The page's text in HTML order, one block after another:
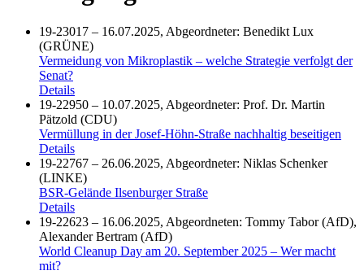
19-23017 – 16.07.2025, Abgeordneter: Benedikt Lux
(GRÜNE)
Vermeidung von Mikroplastik – welche Strategie verfolgt der
Senat?
Details
19-22950 – 10.07.2025, Abgeordneter: Prof. Dr. Martin
Pätzold (CDU)
Vermüllung in der Josef-Höhn-Straße nachhaltig beseitigen
Details
19-22767 – 26.06.2025, Abgeordneter: Niklas Schenker
(LINKE)
BSR-Gelände Ilsenburger Straße
Details
19-22623 – 16.06.2025, Abgeordneten: Tommy Tabor (AfD),
Alexander Bertram (AfD)
World Cleanup Day am 20. September 2025 – Wer macht
mit?